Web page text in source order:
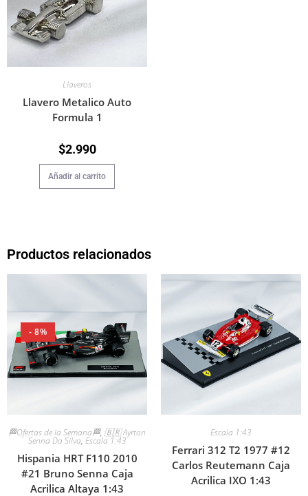
Llaveros
Llavero Metalico Auto
Formula 1
$2.990
Añadir al carrito
Productos relacionados
- 8%
🏁Ofertas de la Semana🏁, 🇧🇷 Ayrton
Senna Da Silva, Escala 1:43
Hispania HRT F110 2010
#21 Bruno Senna Caja
Acrilica Altaya 1:43
Escala 1:43
Ferrari 312 T2 1977 #12
Carlos Reutemann Caja
Acrilica IXO 1:43